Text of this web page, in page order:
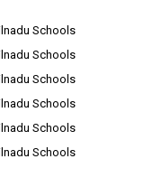
Schools
Schools
Schools
Schools
Schools
Schools